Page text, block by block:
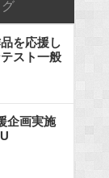
を応援し
スト一般
企画実施